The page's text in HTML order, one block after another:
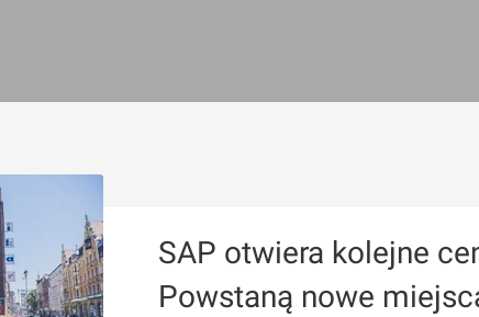
SAP otwiera kolejne
Powstaną nowe